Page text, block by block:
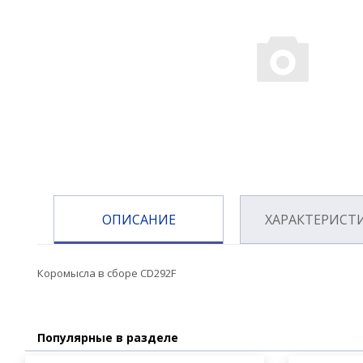
ОПИСАНИЕ
Коромысла в сборе CD292F
Популярные в разделе